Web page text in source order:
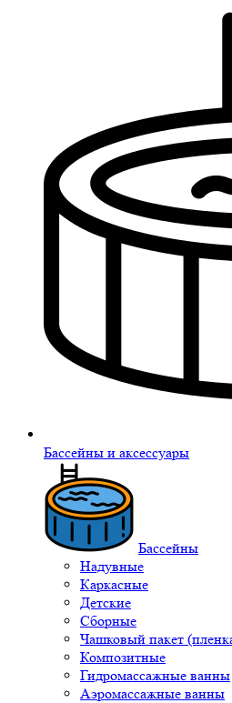
Бассейны и аксессуары
Бассейны
Надувные
Каркасные
Детские
Сборные
Чашковый пакет
Композитные
Гидромассажные ванны
Аэромассажные ванны